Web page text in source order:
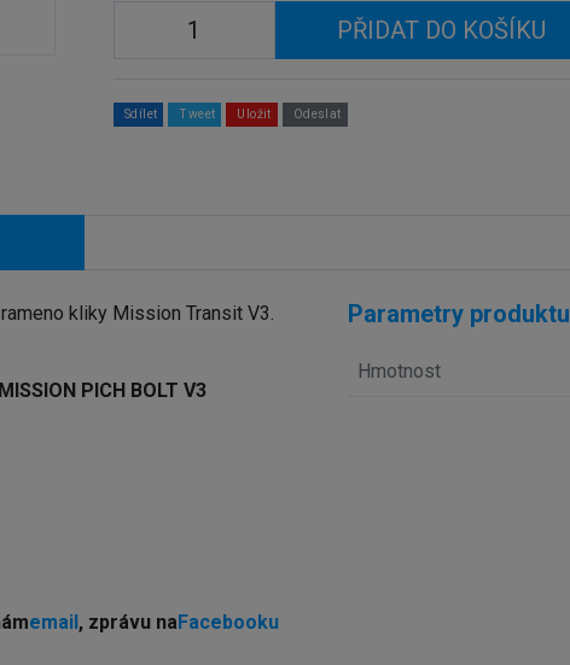
PŘIDAT DO KOŠÍKU
Sdílet Tweet Uložit Odeslat
kliky Mission Transit V3.
PICH BOLT V3
email , zprávu na Facebooku
Parametry produktu
Hmotnost